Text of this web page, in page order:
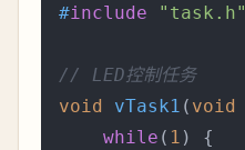
#include "task.h"
// LED控制任务
void
vTask1 ( void
while ( 1 ) {